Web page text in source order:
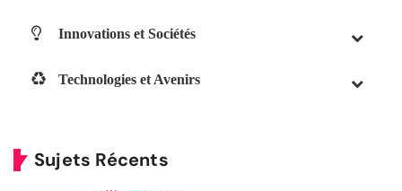
Innovations et Sociétés
Technologies et Avenirs
Sujets Récents